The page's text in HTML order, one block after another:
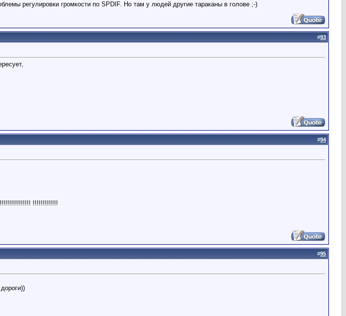
регулировки громкости по SPDIF. Но там у людей другие тараканы в голове ;-)
#93
#94
!!!!!!!!!!!!!
#95